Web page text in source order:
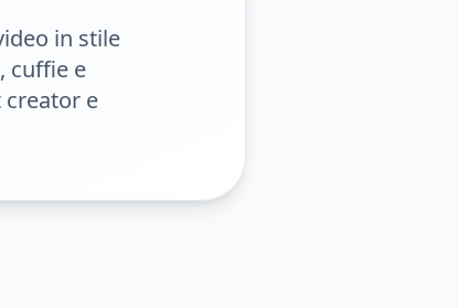
in stile
cuffie e
e